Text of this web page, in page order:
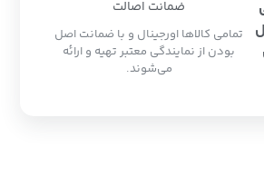
ضمانت اصالت
تمامی کالاها اورجینال و با ضمانت اصل
بودن از نمایندگی معتبر تهیه و ارائه
می‌شوند.